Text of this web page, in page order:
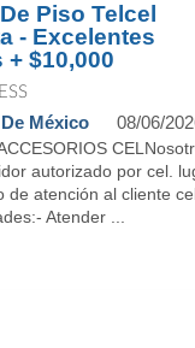
Piso Telcel
- Excelentes
$10,000
México 08/06/
autorizado por cel.
de atención al cliente
Atender ...